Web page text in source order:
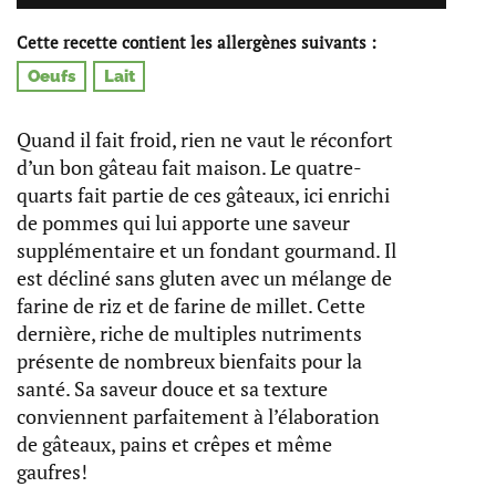
Cette recette contient les allergènes suivants :
Oeufs Lait
Quand il fait froid, rien ne vaut le réconfort
d’un bon gâteau fait maison. Le quatre-
quarts fait partie de ces gâteaux, ici enrichi
de pommes qui lui apporte une saveur
supplémentaire et un fondant gourmand. Il
est décliné sans gluten avec un mélange de
farine de riz et de farine de millet. Cette
dernière, riche de multiples nutriments
présente de nombreux bienfaits pour la
santé. Sa saveur douce et sa texture
conviennent parfaitement à l’élaboration
de gâteaux, pains et crêpes et même
gaufres!